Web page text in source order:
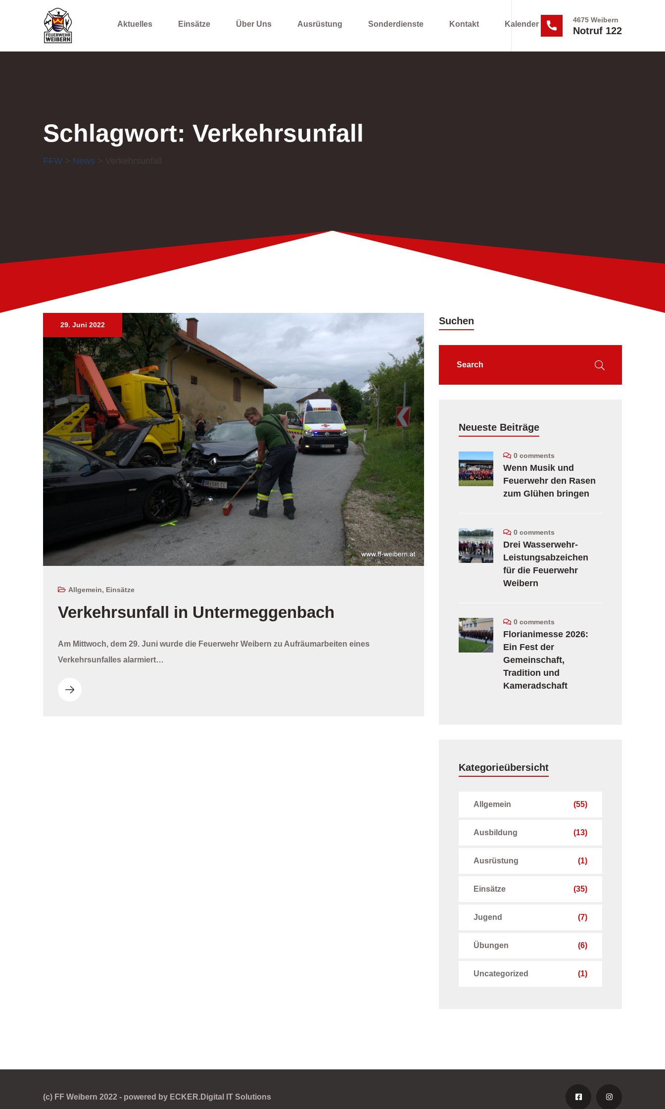
Aktuelles Einsätze Über Uns Ausrüstung Sonderdienste Kontakt Kalender 4675 Weibern
Notruf 122
Schlagwort: Verkehrsunfall
FFW News
29. Juni 2022
Allgemein, Einsätze
Verkehrsunfall in Untermeggenbach
Am Mittwoch, dem 29. Juni wurde die Feuerwehr Weibern zu Aufräumarbeiten eines
Verkehrsunfalles alarmiert…
Suchen
Neueste Beiträge
0 comments
Wenn Musik und
Feuerwehr den Rasen
zum Glühen bringen
0 comments
Drei Wasserwehr-
Leistungsabzeichen
für die Feuerwehr
Weibern
0 comments
Florianimesse 2026:
Ein Fest der
Gemeinschaft,
Tradition und
Kameradschaft
Kategorieübersicht
Allgemein (55)
Ausbildung (13)
Ausrüstung (1)
Einsätze (35)
Jugend (7)
Übungen (6)
Uncategorized (1)
(c) FF Weibern 2022 - powered by ECKER.Digital IT Solutions